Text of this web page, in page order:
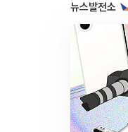
뉴스발전소